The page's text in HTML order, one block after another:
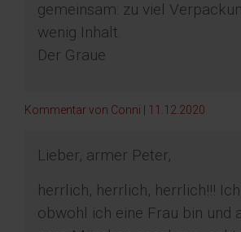
gemeinsam: zu viel
wenig Inhalt.
Der Graue
Kommentar von Conni | 11.12.2020
Lieber, armer Peter,
herrlich, herrlich, herrlich!!!
obwohl ich eine Frau bin und